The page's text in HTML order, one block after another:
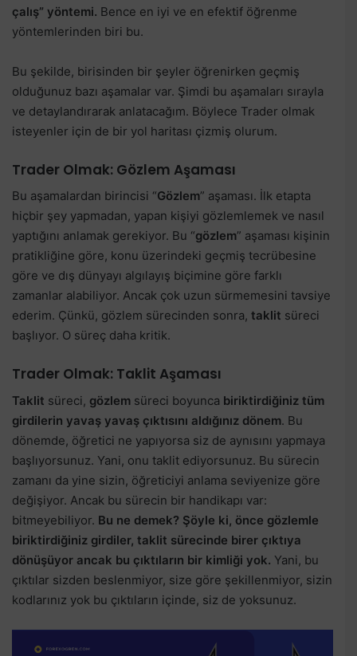
çalış” yöntemi. Bence en iyi ve en efektif öğrenme
yöntemlerinden biri bu.
Bu şekilde, birisinden bir şeyler öğrenirken geçmiş
olduğunuz bazı aşamalar var. Şimdi bu aşamaları sırayla
ve detaylandırarak anlatacağım. Böylece Trader olmak
isteyenler için de bir yol haritası çizmiş olurum.
Trader Olmak: Gözlem Aşaması
Bu aşamalardan birincisi “Gözlem” aşaması. İlk etapta
hiçbir şey yapmadan, yapan kişiyi gözlemlemek ve nasıl
yaptığını anlamak gerekiyor. Bu “gözlem” aşaması kişinin
pratikliğine göre, konu üzerindeki geçmiş tecrübesine
göre ve dış dünyayı algılayış biçimine göre farklı
zamanlar alabiliyor. Ancak çok uzun sürmemesini tavsiye
ederim. Çünkü, gözlem sürecinden sonra, taklit süreci
başlıyor. O süreç daha kritik.
Trader Olmak: Taklit Aşaması
Taklit süreci, gözlem süreci boyunca biriktirdiğiniz tüm
girdilerin yavaş yavaş çıktısını aldığınız dönem. Bu
dönemde, öğretici ne yapıyorsa siz de aynısını yapmaya
başlıyorsunuz. Yani, onu taklit ediyorsunuz. Bu sürecin
zamanı da yine sizin, öğreticiyi anlama seviyenize göre
değişiyor. Ancak bu sürecin bir handikapı var:
bitmeyebiliyor. Bu ne demek? Şöyle ki, önce gözlemle
biriktirdiğiniz girdiler, taklit sürecinde birer çıktıya
dönüşüyor ancak bu çıktıların bir kimliği yok. Yani, bu
çıktılar sizden beslenmiyor, size göre şekillenmiyor, sizin
kodlarınız yok bu çıktıların içinde, siz de yoksunuz.